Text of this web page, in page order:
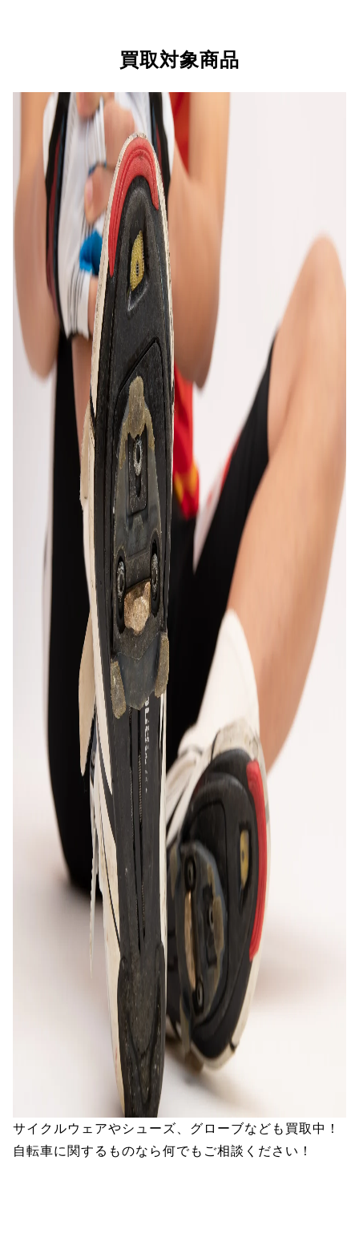
買取対象商品
サイクルウェアやシューズ、グローブなども買取中！
自転車に関するものなら何でもご相談ください！